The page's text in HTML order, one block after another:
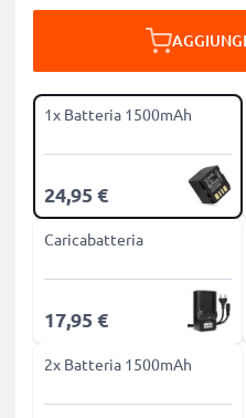
1x Batteria 1500mAh
24,95 €
Caricabatteria
17,95 €
2x Batteria 1500mAh